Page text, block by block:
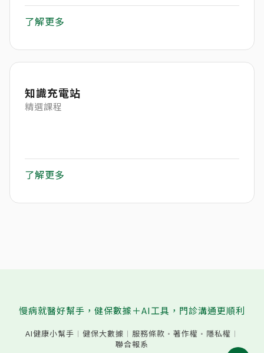
了解更多
知識充電站
精選課程
了解更多
慢病就醫好幫手，健保數據＋AI工具，門診溝通更順利
AI健康小幫手 ︱ 健保大數據 ︱ 服務條款 · 著作權 · 隱私權 ︱
聯合報系